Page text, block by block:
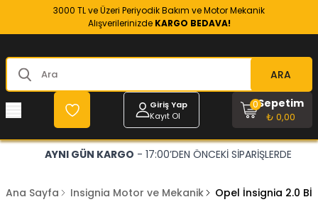
3000 TL ve Üzeri Periyodik Bakım ve Motor Mekanik
Alışverilerinizde KARGO BEDAVA!
ARA
Giriş Yap
Kayıt Ol
Sepetim
₺ 0,00
0
AYNI GÜN KARGO - 17:00’DEN ÖNCEKİ SİPARİŞLERDE
Ana Sayfa Insignia Motor ve Mekanik Opel İnsignia 2.0